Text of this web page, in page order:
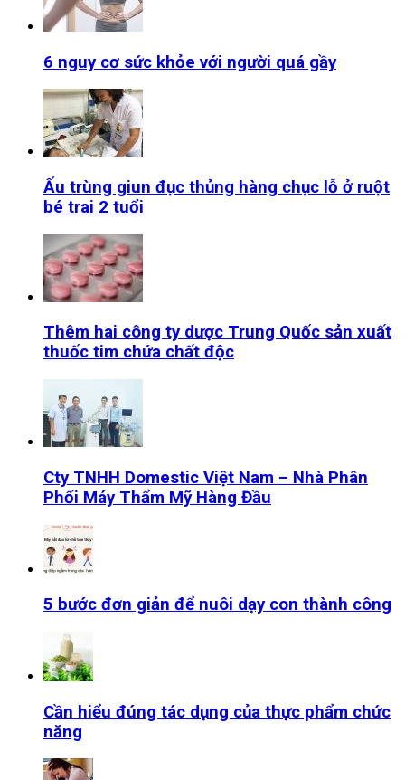
6 nguy cơ sức khỏe với người quá gầy
Ấu trùng giun đục thủng hàng chục lỗ ở ruột
bé trai 2 tuổi
Thêm hai công ty dược Trung Quốc sản xuất
thuốc tim chứa chất độc
Cty TNHH Domestic Việt Nam – Nhà Phân
Phối Máy Thẩm Mỹ Hàng Đầu
5 bước đơn giản để nuôi dạy con thành công
Cần hiểu đúng tác dụng của thực phẩm chức
năng